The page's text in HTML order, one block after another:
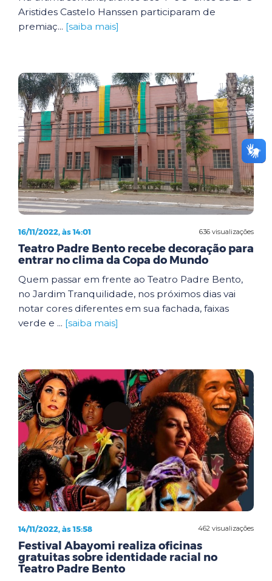
Aristides Castelo Hanssen participaram de
premiaç... [saiba mais]
636 visualizações
16/11/2022, às 14:01
Teatro Padre Bento recebe decoração para
entrar no clima da Copa do Mundo
Quem passar em frente ao Teatro Padre Bento,
no Jardim Tranquilidade, nos próximos dias vai
notar cores diferentes em sua fachada, faixas
verde e ... [saiba mais]
462 visualizações
14/11/2022, às 15:58
Festival Abayomi realiza oficinas
gratuitas sobre identidade racial no
Teatro Padre Bento